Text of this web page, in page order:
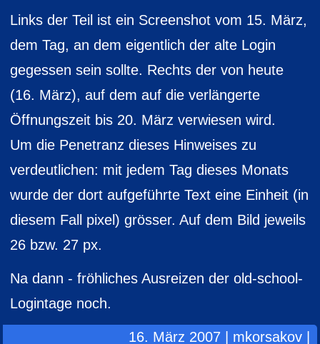
Links der Teil ist ein Screenshot vom 15. März,
dem Tag, an dem eigentlich der alte Login
gegessen sein sollte. Rechts der von heute
(16. März), auf dem auf die verlängerte
Öffnungszeit bis 20. März verwiesen wird.
Um die Penetranz dieses Hinweises zu
verdeutlichen: mit jedem Tag dieses Monats
wurde der dort aufgeführte Text eine Einheit (in
diesem Fall pixel) grösser. Auf dem Bild jeweils
26 bzw. 27 px.
Na dann - fröhliches Ausreizen der old-school-
Logintage noch.
16. März 2007 | mkorsakov |